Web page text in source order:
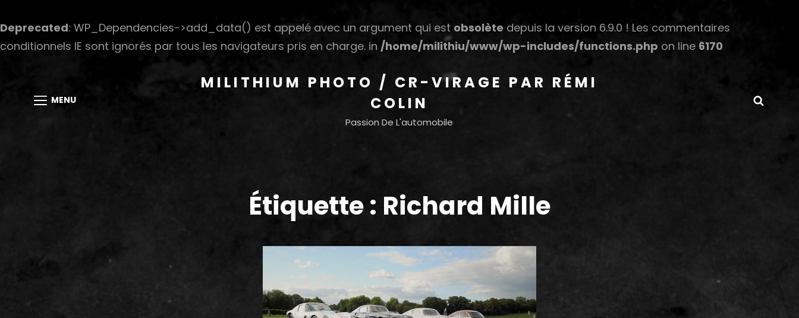
Deprecated: WP_Dependencies->add_data() est appelé avec un argument qui est obsolète depuis la version 6.9.0 ! Les commentaires
conditionnels IE sont ignorés par tous les navigateurs pris en charge. in /home/milithiu/www/wp-includes/functions.php on line 6170
MENU
MILITHIUM PHOTO / CR-VIRAGE PAR RÉMI
COLIN
Passion De L'automobile
Étiquette : Richard Mille